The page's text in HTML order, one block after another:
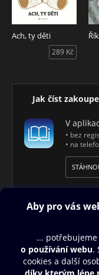
Ach, ty děti
289 Kč
Jak číst
V
• bez
• na
Obsah ke stažení
Moje O2 Knihovna